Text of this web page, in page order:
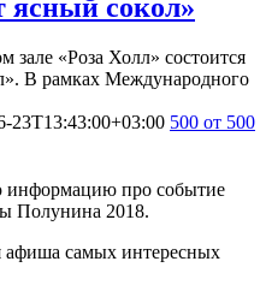
ясный сокол»
зале «Роза Холл» состоится
В рамках Международного
23T13:43:00+03:00 500 от 500
информацию про событие
Полунина 2018.
афиша самых интересных